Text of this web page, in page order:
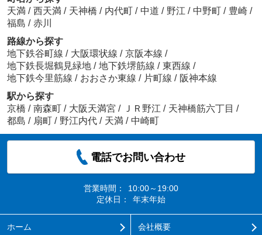
天満 / 西天満 / 天神橋 / 内代町 / 中道 / 野江 / 中野町 / 豊崎 /
福島 / 赤川
路線から探す
地下鉄谷町線 / 大阪環状線 / 京阪本線 /
地下鉄長堀鶴見緑地 / 地下鉄堺筋線 / 東西線 /
地下鉄今里筋線 / おおさか東線 / 片町線 / 阪神本線
駅から探す
京橋 / 南森町 / 大阪天満宮 / ＪＲ野江 / 天神橋筋六丁目 /
都島 / 扇町 / 野江内代 / 天満 / 中崎町
電話でお問い合わせ
営業時間：
10:00～19:00
定休日：
年末年始
ホーム 会社概要